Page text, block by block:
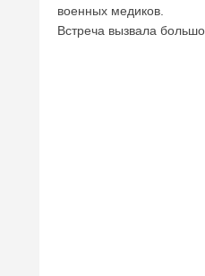
военных медиков.
Встреча вызвала